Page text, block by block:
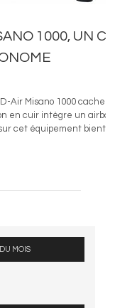
1000, UN CUIR
Air Misano 1000 cache bien
en cuir intègre un airbag
cet équipement bientôt ...
DU MOIS